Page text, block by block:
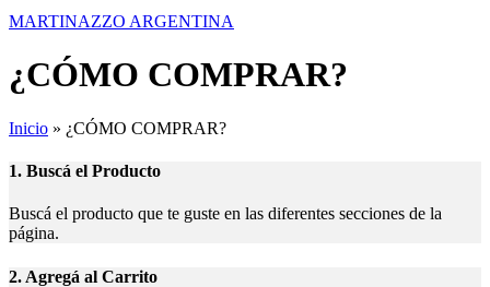
MARTINAZZO ARGENTINA
¿CÓMO COMPRAR?
Inicio » ¿CÓMO COMPRAR?
1. Buscá el Producto
Buscá el producto que te guste en las diferentes secciones de la
página.
2. Agregá al Carrito